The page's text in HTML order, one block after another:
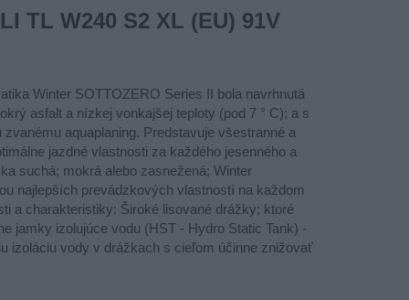
TL W240 S2 XL (EU) 91V
Winter SOTTOZERO Series II bola navrhnutá
asfalt a nízkej vonkajšej teploty (pod 7 ° C); a s
aquaplaning. Predstavuje všestranné a
jazdné vlastnosti za každého jesenného a
suchá; mokrá alebo zasnežená; Winter
najlepších prevádzkových vlastností na každom
a charakteristiky: Široké lisované drážky; ktoré
jamky izolujúce vodu (HST - Hydro Static Tank) -
izoláciu vody v drážkach s cieľom účinne znižovať